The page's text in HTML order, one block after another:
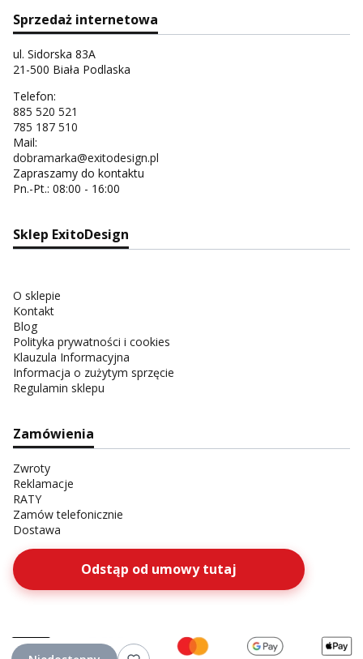
Sprzedaż internetowa
ul. Sidorska 83A
21-500 Biała Podlaska
Telefon:
885 520 521
785 187 510
Mail:
dobramarka@exitodesign.pl
Zapraszamy do kontaktu
Pn.-Pt.: 08:00 - 16:00
Sklep ExitoDesign
O sklepie
Kontakt
Blog
Polityka prywatności i cookies
Klauzula Informacyjna
Informacja o zużytym sprzęcie
Regulamin sklepu
Zamówienia
Zwroty
Reklamacje
RATY
Zamów telefonicznie
Dostawa
Odstąp od umowy tutaj